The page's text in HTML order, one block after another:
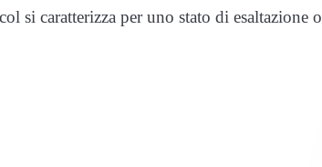
si caratterizza per uno stato di esaltazione o